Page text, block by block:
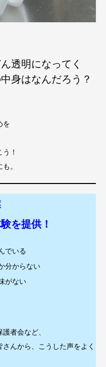
透明になってく
身はなんだろう？
を
！
。
を提供！
でいる
分からない
がない
者会など、
んから、こうした声をよく